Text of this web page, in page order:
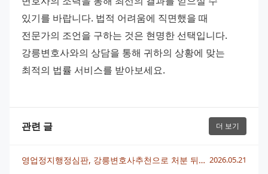
있기를 바랍니다. 법적 어려움에 직면했을 때
전문가의 조언을 구하는 것은 현명한 선택입니다.
강릉변호사와의 상담을 통해 귀하의 상황에 맞는
최적의 법률 서비스를 받아보세요.
관련 글 더 보기
영업정지행정심판, 강릉변호사추천으로 처분 뒤집는 실전 전략 2026.05.21